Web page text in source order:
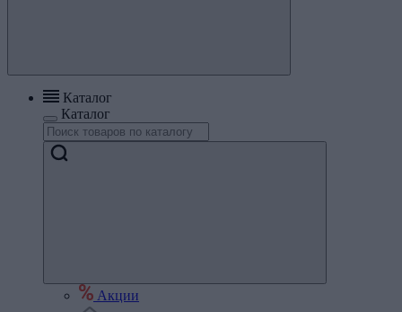
Каталог
Каталог
Акции